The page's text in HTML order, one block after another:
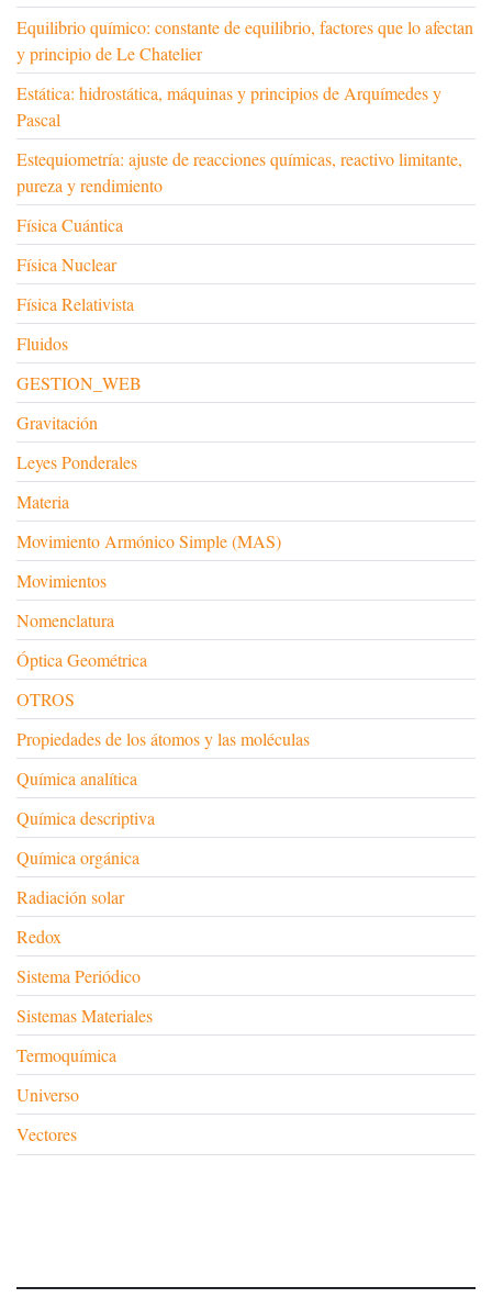
Equilibrio químico: constante de equilibrio, factores que lo afectan
y principio de Le Chatelier
Estática: hidrostática, máquinas y principios de Arquímedes y
Pascal
Estequiometría: ajuste de reacciones químicas, reactivo limitante,
pureza y rendimiento
Física Cuántica
Física Nuclear
Física Relativista
Fluidos
GESTION_WEB
Gravitación
Leyes Ponderales
Materia
Movimiento Armónico Simple (MAS)
Movimientos
Nomenclatura
Óptica Geométrica
OTROS
Propiedades de los átomos y las moléculas
Química analítica
Química descriptiva
Química orgánica
Radiación solar
Redox
Sistema Periódico
Sistemas Materiales
Termoquímica
Universo
Vectores